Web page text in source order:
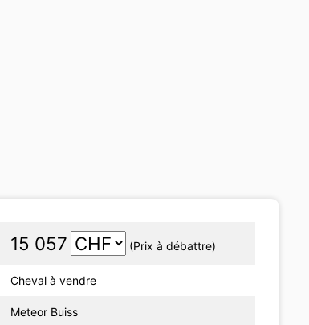
15 057 (Prix à débattre)
Cheval à vendre
Meteor Buiss